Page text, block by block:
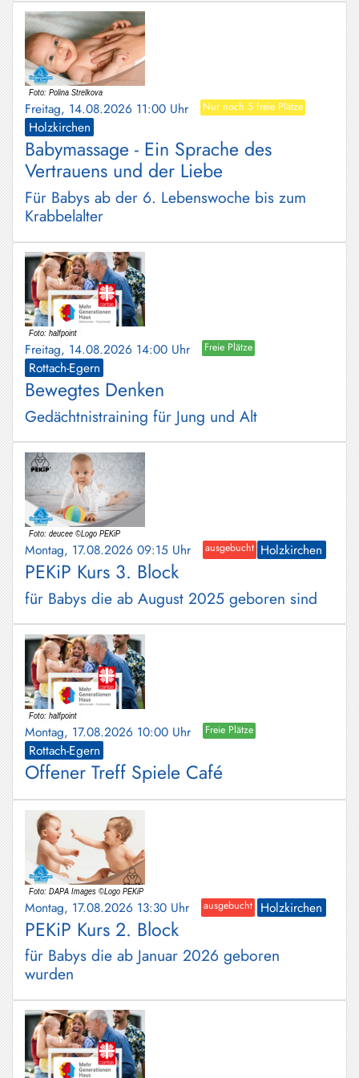
Freitag, 14.08.2026 11:00 Uhr Nur noch 5 freie Plätze
Holzkirchen
Babymassage - Ein Sprache des
Vertrauens und der Liebe
Für Babys ab der 6. Lebenswoche bis zum
Krabbelalter
Freitag, 14.08.2026 14:00 Uhr Freie Plätze
Rottach-Egern
Bewegtes Denken
Gedächtnistraining für Jung und Alt
Montag, 17.08.2026 09:15 Uhr ausgebucht Holzkirchen
PEKiP Kurs 3. Block
für Babys die ab August 2025 geboren sind
Montag, 17.08.2026 10:00 Uhr Freie Plätze
Rottach-Egern
Offener Treff Spiele Café
Montag, 17.08.2026 13:30 Uhr ausgebucht Holzkirchen
PEKiP Kurs 2. Block
für Babys die ab Januar 2026 geboren
wurden